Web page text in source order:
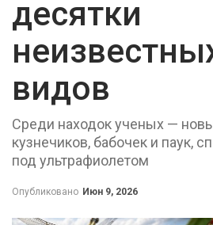
десятки
видов
Среди находок ученых —
кузнечиков, бабочек и паук,
под ультрафиолетом
Опубликовано Июн 9, 2026